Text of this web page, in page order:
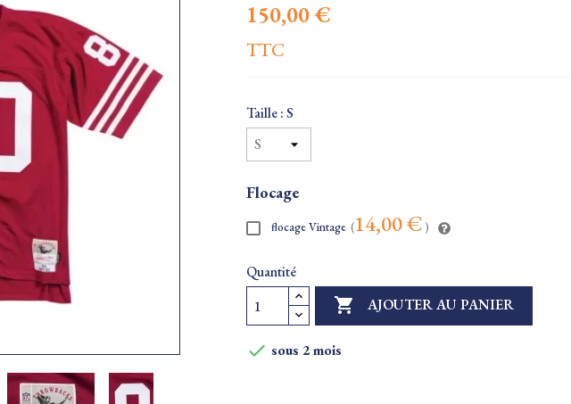
150,00 €
TTC
Taille : S
Flocage
flocage Vintage (14,00 € )
Quantité
 AJOUTER AU PANIER
 sous 2 mois